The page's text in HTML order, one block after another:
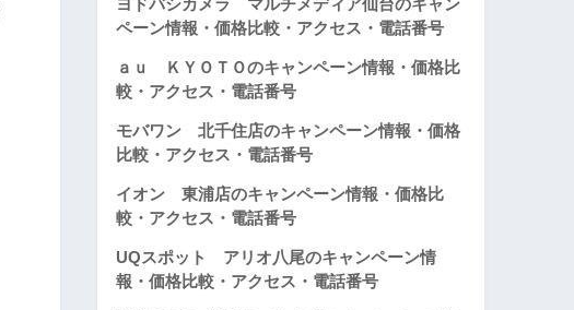
ヨドバシカメラ マルチメディア仙台のキャン
ペーン情報・価格比較・アクセス・電話番号
ａｕ ＫＹＯＴＯのキャンペーン情報・価格比
較・アクセス・電話番号
モバワン 北千住店のキャンペーン情報・価格
比較・アクセス・電話番号
イオン 東浦店のキャンペーン情報・価格比
較・アクセス・電話番号
UQスポット アリオ八尾のキャンペーン情
報・価格比較・アクセス・電話番号